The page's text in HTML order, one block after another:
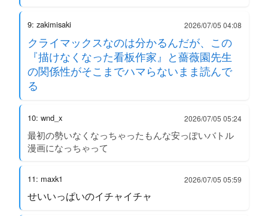
9: zakimisaki 2026/07/05 04:08
クライマックスなのは分かるんだが、この
『描けなくなった看板作家』と薔薇園先生
の関係性がそこまでハマらないまま読んで
る
10: wnd_x 2026/07/05 05:24
最初の勢いなくなっちゃったもんな安っぽいバトル
漫画になっちゃって
11: maxk1 2026/07/05 05:59
せいいっぱいのイチャイチャ